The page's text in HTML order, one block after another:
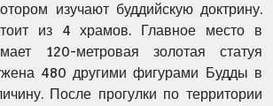
изучают буддийскую доктрину.
из 4 храмов. Главное место в
120-метровая золотая статуя
480 другими фигурами Будды в
После прогулки по территории